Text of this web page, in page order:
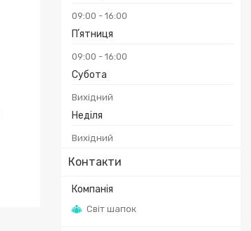
09:00 16:00
Пʼятниця
09:00 16:00
Субота
Вихідний
Неділя
Вихідний
Контакти
Світ шапок